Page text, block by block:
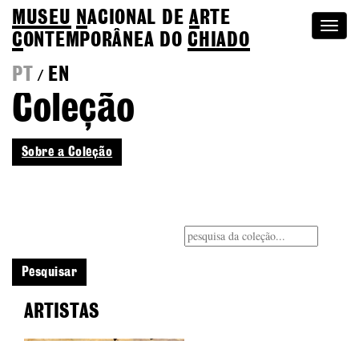
MUSEU NACIONAL DEA RTE
CONTEMPORÂNEA DOCHIADO
PT
/ EN
Coleção
Sobre a Coleção
ARTISTAS